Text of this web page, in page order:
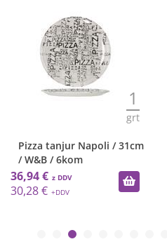
1
grt
Pizza tanjur Napoli / 31cm
/ W&B / 6kom
36,94 €
30,28 €